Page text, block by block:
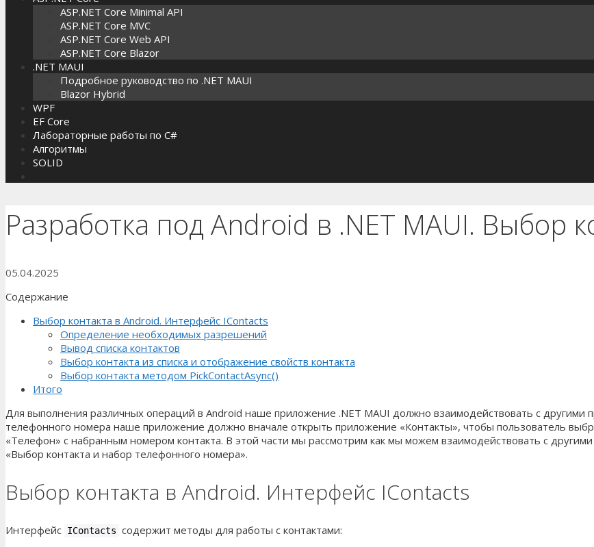
ASP.NET Core Minimal API
ASP.NET Core MVC
ASP.NET Core Web API
ASP.NET Core Blazor
.NET MAUI
Подробное руководство по .NET MAUI
Blazor Hybrid
WPF
EF Core
Лабораторные работы по C#
Алгоритмы
SOLID
Разработка под Android в .NET MAUI. Выбор
05.04.2025
Содержание
Выбор контакта в Android. Интерфейс IContacts
Определение необходимых разрешений
Вывод списка контактов
Выбор контакта из списка и отображение свойств контакта
Выбор контакта методом PickContactAsync()
Итого
Для выполнения различных операций в Android наше приложение .NET MAUI должно взаимодействовать с другими
телефонного номера наше приложение должно вначале открыть приложение «Контакты», чтобы пользователь
«Телефон» с набранным номером контакта. В этой части мы рассмотрим как мы можем взаимодействовать с
«Выбор контакта и набор телефонного номера».
Выбор контакта в Android. Интерфейс IContacts
Интерфейс IContacts содержит методы для работы с контактами: